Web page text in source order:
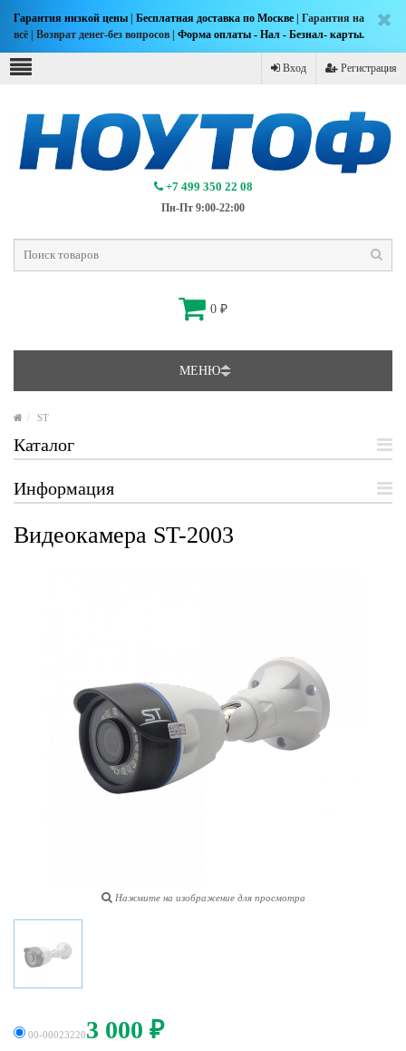
Гарантия низкой цены Бесплатная доставка по Москве | Гарантия на
всё | Возврат денег-без вопросов | Форма оплаты - Нал - Безнал- карты.
Вход Регистрация
+7 499 350 22 08
Пн-Пт 9:00-22:00
0 ₽
МЕНЮ
ST
Каталог
Информация
Видеокамера ST-2003
Нажмите на изображение для просмотра
00-000232203 000 ₽